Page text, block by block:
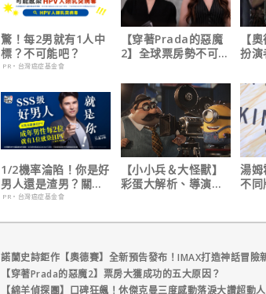
驚！每2男就有1人中
標？不可能吧？
PR・台灣癌症基金會
【穿著Prada的惡魔
2】全球票房勢不可
軍、兩週狂破4.3億美
元
【
扮演
戲！
1/2機率淪陷！你是好
男人還是渣男？關鍵
在這
PR・台灣癌症基金會
【小小兵＆大怪獸】
彩蛋大解析、導演皮
湯姆
不同
諾蘭史詩鉅作【奧德賽】全新預告發布！IMAX打造神話冒險
【穿著Prada的惡魔2】票房大獲成功的五大原因？
【綿羊偵探團】口碑狂飆！休傑克曼三度感動落淚大讚超動人